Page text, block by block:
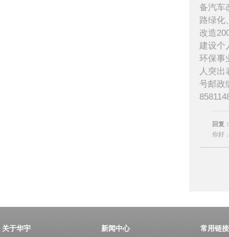
备汽车
路绿化
改造
建设个
环保事
人突出
号邮政
回复
你好
关于华宇 新闻中心 常用链接